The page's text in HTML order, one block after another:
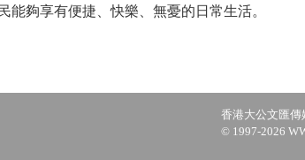
能夠享有便捷、快樂、無憂的日常生活。
香港大公文匯
© 1997-2026